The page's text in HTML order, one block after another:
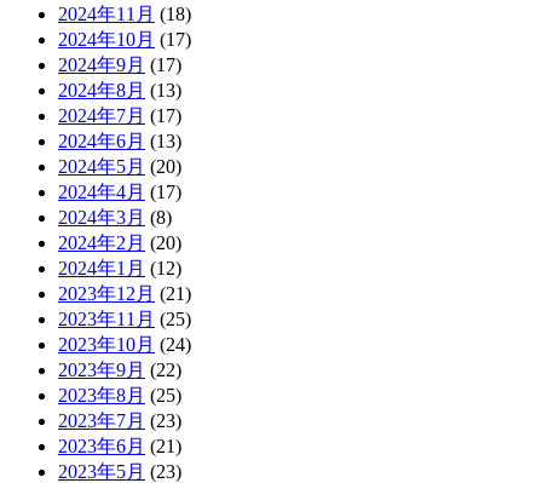
2024年11月 (18)
2024年10月 (17)
2024年9月 (17)
2024年8月 (13)
2024年7月 (17)
2024年6月 (13)
2024年5月 (20)
2024年4月 (17)
2024年3月 (8)
2024年2月 (20)
2024年1月 (12)
2023年12月 (21)
2023年11月 (25)
2023年10月 (24)
2023年9月 (22)
2023年8月 (25)
2023年7月 (23)
2023年6月 (21)
2023年5月 (23)